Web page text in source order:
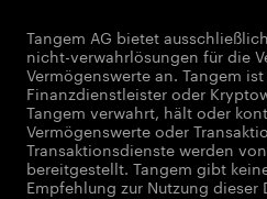
Tangem AG bietet
nicht-verwahrlösungen für die
Vermögenswerte an. Tangem
Finanzdienstleister oder
Tangem verwahrt, hält oder
Vermögenswerte oder
Transaktionsdienste werden
bereitgestellt. Tangem gibt
Empfehlung zur Nutzung